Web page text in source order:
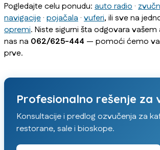
Pogledajte celu ponudu: auto radio ·
navigacije · pojačala · vuferi, ili sve na
opremi. Niste sigurni šta odgovara
nas na 062/625-444 — pomoći ćemo
prve.
Profesionalno rešenje za
Konsultacije i predlog ozvučenja za
restorane, sale i bioskope.